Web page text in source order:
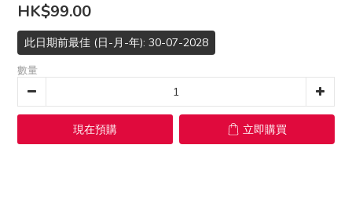
HK$99.00
此日期前最佳 (日-月-年): 30-07-2028
數量
現在預購 立即購買